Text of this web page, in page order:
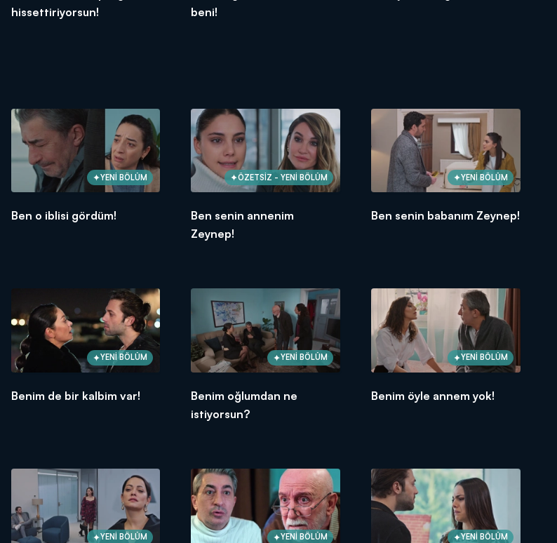
hissettiriyorsun!
beni!
YENİ BÖLÜM
Ben o iblisi gördüm!
ÖZETSİZ - YENİ BÖLÜM
Ben senin annenim
Zeynep!
YENİ BÖLÜM
Ben senin babanım Zeynep!
YENİ BÖLÜM
Benim de bir kalbim var!
YENİ BÖLÜM
Benim oğlumdan ne
istiyorsun?
YENİ BÖLÜM
Benim öyle annem yok!
YENİ BÖLÜM YENİ BÖLÜM YENİ BÖLÜM